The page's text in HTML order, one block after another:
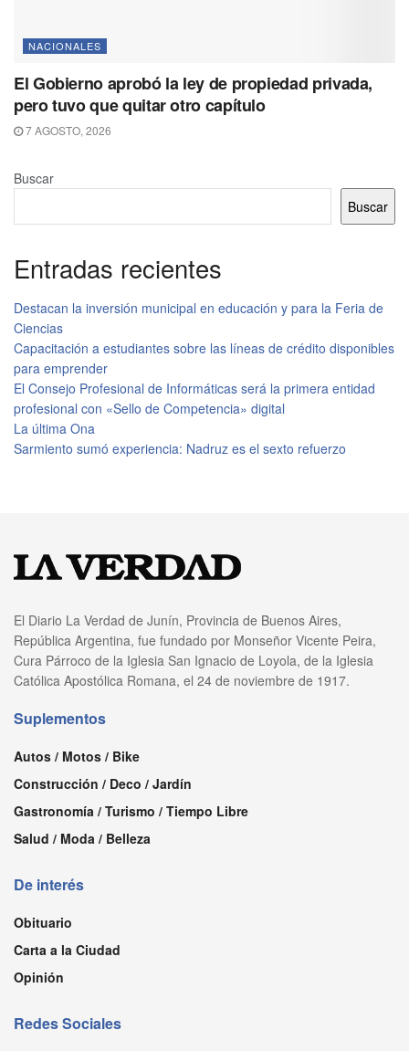
NACIONALES
El Gobierno aprobó la ley de propiedad privada,
pero tuvo que quitar otro capítulo
7 AGOSTO, 2026
Buscar
Buscar
Entradas recientes
Destacan la inversión municipal en educación y para la Feria de
Ciencias
Capacitación a estudiantes sobre las líneas de crédito disponibles
para emprender
El Consejo Profesional de Informáticas será la primera entidad
profesional con «Sello de Competencia» digital
La última Ona
Sarmiento sumó experiencia: Nadruz es el sexto refuerzo
El Diario La Verdad de Junín, Provincia de Buenos Aires,
República Argentina, fue fundado por Monseñor Vicente Peira,
Cura Párroco de la Iglesia San Ignacio de Loyola, de la Iglesia
Católica Apostólica Romana, el 24 de noviembre de 1917.
Suplementos
Autos / Motos / Bike
Construcción / Deco / Jardín
Gastronomía / Turismo / Tiempo Libre
Salud / Moda / Belleza
De interés
Obituario
Carta a la Ciudad
Opinión
Redes Sociales